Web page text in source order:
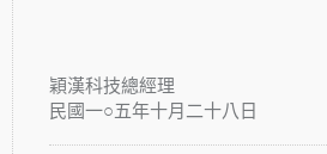
穎漢科技總經理
民國一○五年十月二十八日